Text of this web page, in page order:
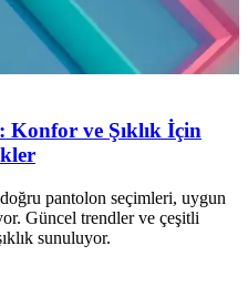
Konfor ve Şıklık İçin
doğru pantolon seçimleri, uygun
Güncel trendler ve çeşitli
sunuluyor.